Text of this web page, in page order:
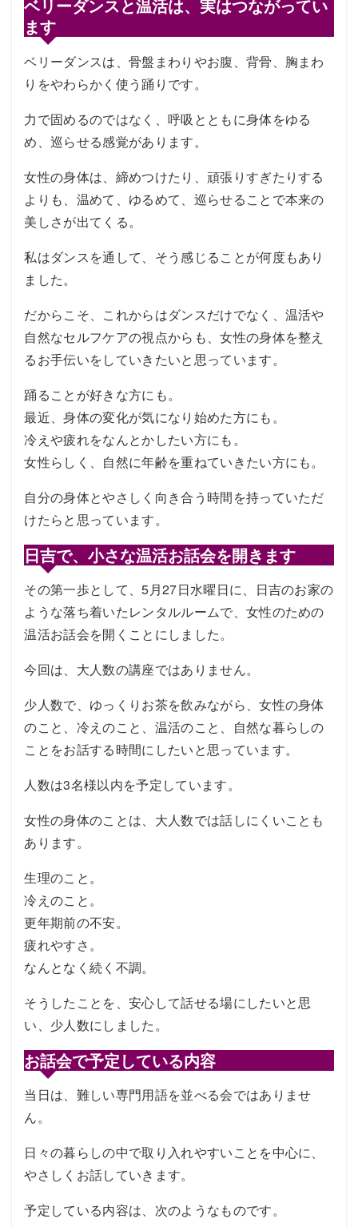
ベリーダンスと温活は、実はつながってい
ます
ベリーダンスは、骨盤まわりやお腹、背骨、胸まわ
りをやわらかく使う踊りです。
力で固めるのではなく、呼吸とともに身体をゆる
め、巡らせる感覚があります。
女性の身体は、締めつけたり、頑張りすぎたりする
よりも、温めて、ゆるめて、巡らせることで本来の
美しさが出てくる。
私はダンスを通して、そう感じることが何度もあり
ました。
だからこそ、これからはダンスだけでなく、温活や
自然なセルフケアの視点からも、女性の身体を整え
るお手伝いをしていきたいと思っています。
踊ることが好きな方にも。
最近、身体の変化が気になり始めた方にも。
冷えや疲れをなんとかしたい方にも。
女性らしく、自然に年齢を重ねていきたい方にも。
自分の身体とやさしく向き合う時間を持っていただ
けたらと思っています。
日吉で、小さな温活お話会を開きます
その第一歩として、5月27日水曜日に、日吉のお家の
ような落ち着いたレンタルルームで、女性のための
温活お話会を開くことにしました。
今回は、大人数の講座ではありません。
少人数で、ゆっくりお茶を飲みながら、女性の身体
のこと、冷えのこと、温活のこと、自然な暮らしの
ことをお話する時間にしたいと思っています。
人数は3名様以内を予定しています。
女性の身体のことは、大人数では話しにくいことも
あります。
生理のこと。
冷えのこと。
更年期前の不安。
疲れやすさ。
なんとなく続く不調。
そうしたことを、安心して話せる場にしたいと思
い、少人数にしました。
お話会で予定している内容
当日は、難しい専門用語を並べる会ではありませ
ん。
日々の暮らしの中で取り入れやすいことを中心に、
やさしくお話していきます。
予定している内容は、次のようなものです。